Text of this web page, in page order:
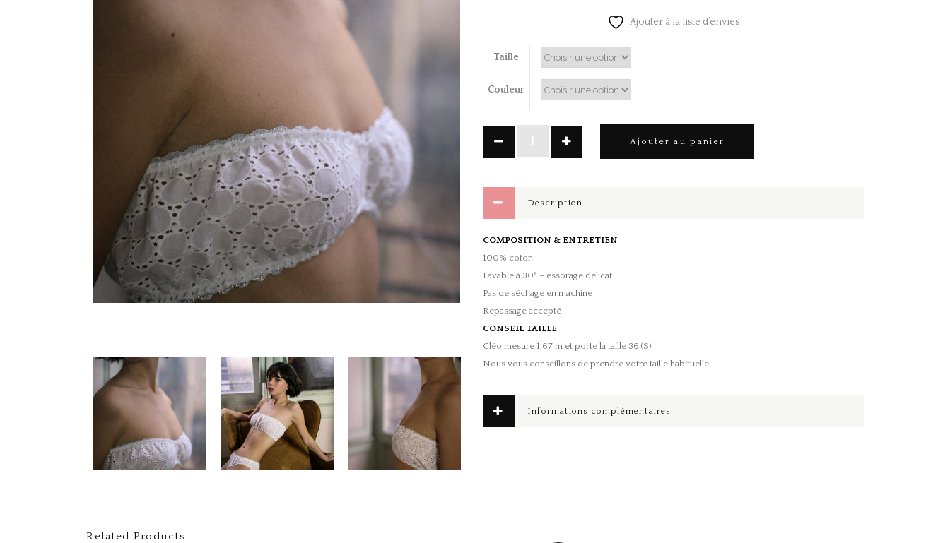
Ajouter à la liste d’envies
Taille
Couleur
quantity
Ajouter au panier
Description
COMPOSITION & ENTRETIEN
100% coton
Lavable à 30° – essorage délicat
Pas de séchage en machine
Repassage accepté
CONSEIL TAILLE
Cléo mesure 1,67 m et porte la taille 36 (S)
Nous vous conseillons de prendre votre taille habituelle
Informations complémentaires
Related Products